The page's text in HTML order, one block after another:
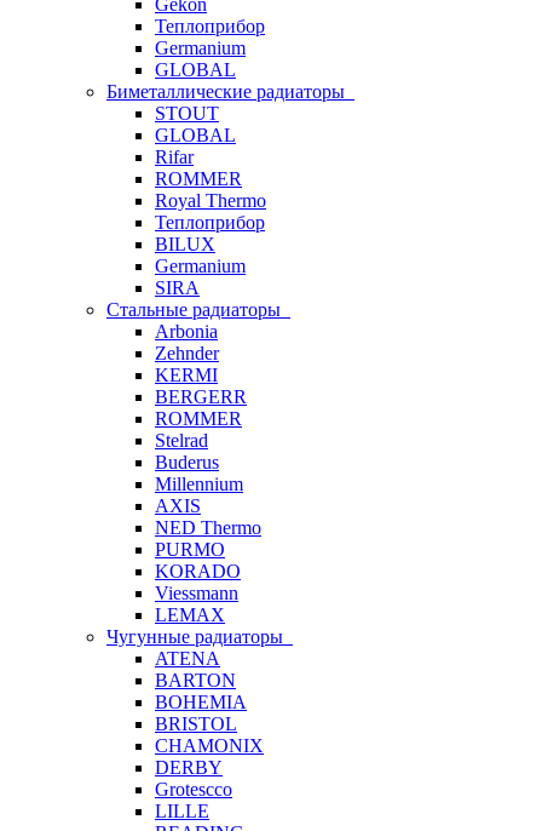
Gekon
Теплоприбор
Germanium
GLOBAL
Биметаллические радиаторы
STOUT
GLOBAL
Rifar
ROMMER
Royal Thermo
Теплоприбор
BILUX
Germanium
SIRA
Стальные радиаторы
Arbonia
Zehnder
KERMI
BERGERR
ROMMER
Stelrad
Buderus
Millennium
AXIS
NED Thermo
PURMO
KORADO
Viessmann
LEMAX
Чугунные радиаторы
ATENA
BARTON
BOHEMIA
BRISTOL
CHAMONIX
DERBY
Grotescco
LILLE